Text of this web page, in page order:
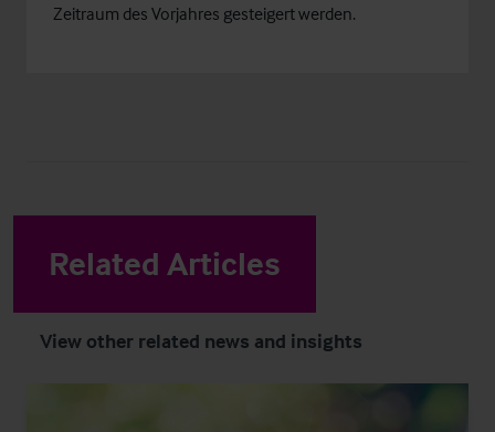
Zeitraum des Vorjahres gesteigert werden.
Related Articles
View other related news and insights